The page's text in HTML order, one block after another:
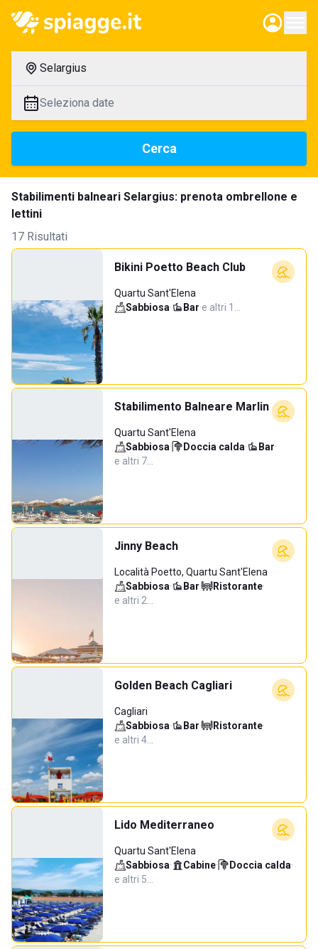
Selargius
Seleziona date
Cerca
Stabilimenti balneari Selargius: prenota ombrellone e
lettini
17 Risultati
Bikini Poetto Beach Club
Quartu Sant'Elena
Sabbiosa· Bar·e altri 1…
Stabilimento Balneare Marlin
Quartu Sant'Elena
Sabbiosa· Doccia calda· Bar·
e altri 7…
Jinny Beach
Località Poetto, Quartu Sant'Elena
Sabbiosa· Bar· Ristorante·
e altri 2…
Golden Beach Cagliari
Cagliari
Sabbiosa· Bar· Ristorante·
e altri 4…
Lido Mediterraneo
Quartu Sant'Elena
Sabbiosa· Cabine· Doccia calda·
e altri 5…